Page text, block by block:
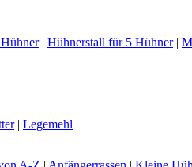
| Hühnerstall für 5 Hühner|
| Legemehl